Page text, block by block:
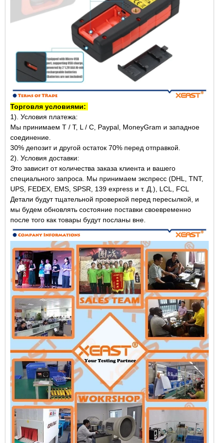
Торговля условиями:
1). Условия платежа:
Мы принимаем T / T, L / C, Paypal, MoneyGram и западное
соединение.
30% депозит и другой остаток 70% перед отправкой.
2). Условия доставки:
Это зависит от количества заказа клиента и вашего
специального запроса. Мы принимаем экспресс (DHL, TNT,
UPS, FEDEX, EMS, SPSR, 139 express и т. Д.), LCL, FCL
Детали будут тщательной проверкой перед пересылкой, и
мы будем обновлять состояние поставки своевременно
после того как товары будут посланы вне.